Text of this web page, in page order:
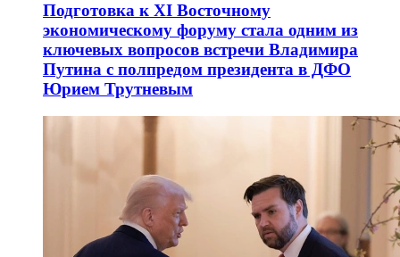
Подготовка к XI Восточному
экономическому форуму стала одним из
ключевых вопросов встречи Владимира
Путина с полпредом президента в ДФО
Юрием Трутневым